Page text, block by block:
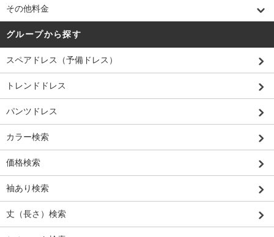
その他料金
グループから探す
スペアドレス（予備ドレス）
トレンドドレス
パンツドレス
カラー検索
価格検索
袖あり検索
丈（長さ）検索